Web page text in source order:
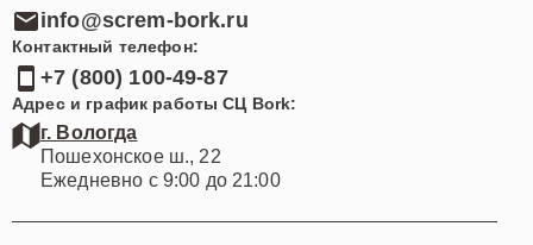
info@screm-bork.ru
Контактный телефон:
+7 (800) 100-49-87
Адрес и график работы СЦ Bork:
г. Вологда
Пошехонское ш., 22
Ежедневно с 9:00 до 21:00